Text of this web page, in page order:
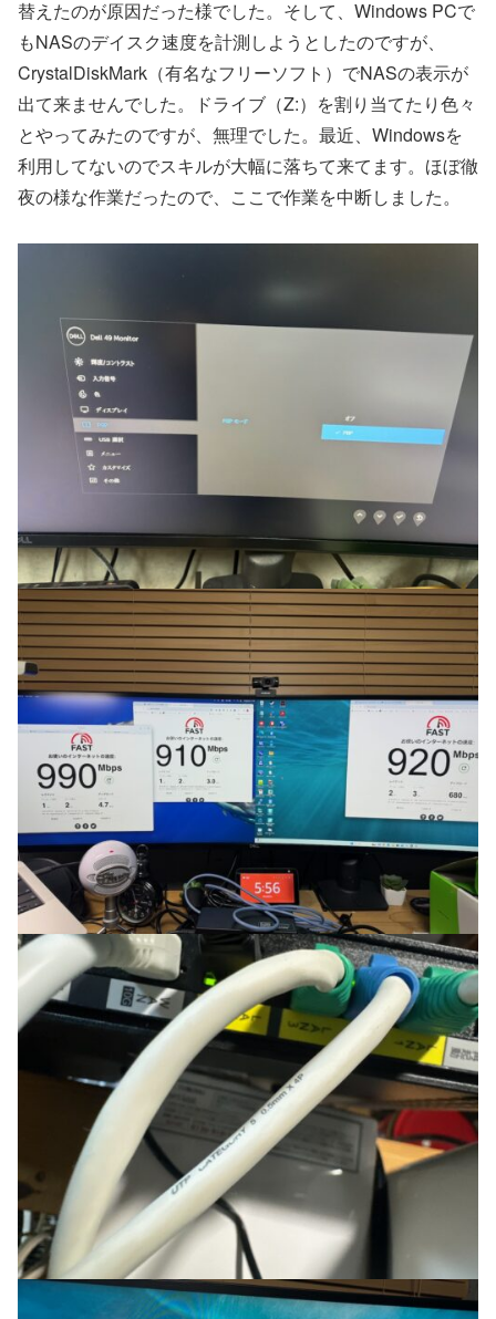
替えたのが原因だった様でした。そして、Windows PCで
もNASのデイスク速度を計測しようとしたのですが、
CrystalDiskMark（有名なフリーソフト）でNASの表示が
出て来ませんでした。ドライブ（Z:）を割り当てたり色々
とやってみたのですが、無理でした。最近、Windowsを
利用してないのでスキルが大幅に落ちて来てます。ほぼ徹
夜の様な作業だったので、ここで作業を中断しました。